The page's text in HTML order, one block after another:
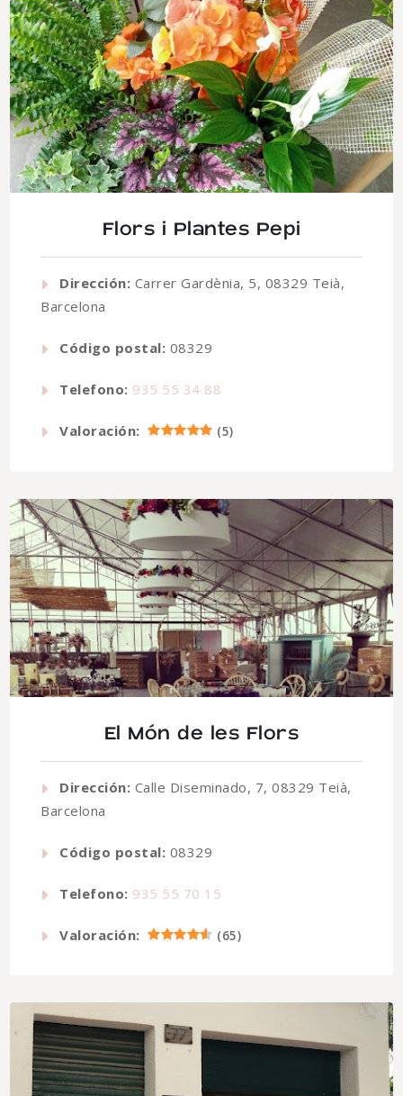
Flors i Plantes Pepi
Dirección: Carrer Gardènia, 5, 08329 Teià,
Barcelona
Código postal: 08329
Telefono: 935 55 34 88
Valoración: (5)
El Món de les Flors
Dirección: Calle Diseminado, 7, 08329 Teià,
Barcelona
Código postal: 08329
Telefono: 935 55 70 15
Valoración: (65)